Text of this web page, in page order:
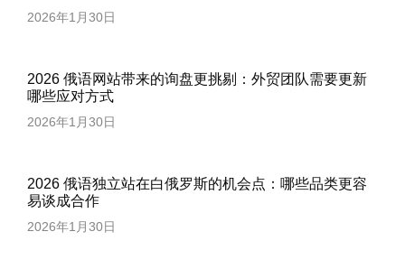
2026年1月30日
2026 俄语网站带来的询盘更挑剔：外贸团队需要更新
哪些应对方式
2026年1月30日
2026 俄语独立站在白俄罗斯的机会点：哪些品类更容
易谈成合作
2026年1月30日